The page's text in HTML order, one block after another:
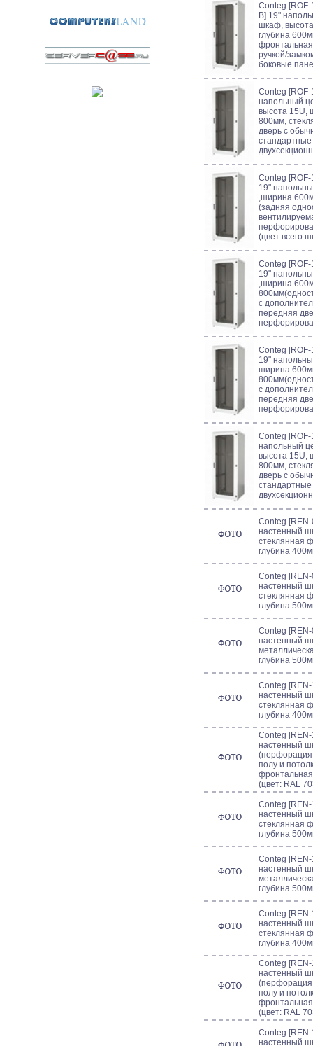
Conteg
B] 19"
шкаф,
глубина
ручкой/
боковые
Conteg
напольный
высота 15U,
800мм,
дверь с
Conteg
19"
,ширина
(задняя
(цвет всего
Conteg
19"
,ширина
с
передняя
Conteg
19"
ширина
с
передняя
Conteg
напольный
высота 15U,
800мм,
дверь с
Conteg
настенный
стеклянная
глубина
Conteg
настенный
стеклянная
глубина
Conteg
настенный
глубина
Conteg
настенный
стеклянная
глубина
Conteg
настенный
(перфорация
полу и
(цвет: RAL
Conteg
настенный
стеклянная
глубина
Conteg
настенный
глубина
Conteg
настенный
стеклянная
глубина
Conteg
настенный
(перфорация
полу и
(цвет: RAL
Conteg
настенный